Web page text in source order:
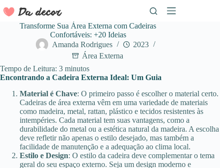
para
conteúdo
Transforme Sua Área Externa com Cadeiras
Confortáveis: +20 Ideias
Amanda Rodrigues
2023
Área Externa
Tempo de Leitura: 3 minutos
Encontrando a Cadeira Externa Ideal: Um Guia
Material é Chave: O primeiro passo é escolher o material certo.
Cadeiras de área externa vêm em uma variedade de materiais
como madeira, metal, rattan, plástico e tecidos resistentes às
intempéries. Cada material tem suas vantagens, como a
durabilidade do metal ou a estética natural da madeira. A escolha
deve refletir não apenas o estilo desejado, mas também a
facilidade de manutenção e a adequação ao clima local.
Estilo e Design: O estilo da cadeira deve complementar o tema
geral do seu espaço externo. Seja um design moderno e